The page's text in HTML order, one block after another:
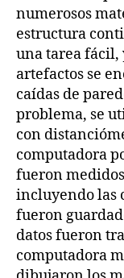
numerosos
estructura
una tarea fácil,
artefactos se
caídas de
problema, se
con
computadora
fueron
incluyendo las
fueron
datos fueron
computadora